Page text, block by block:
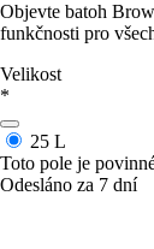
Objevte batoh
funkčnosti pro
Velikost
*
25 L
Toto pole je
Odesláno za 7 dní